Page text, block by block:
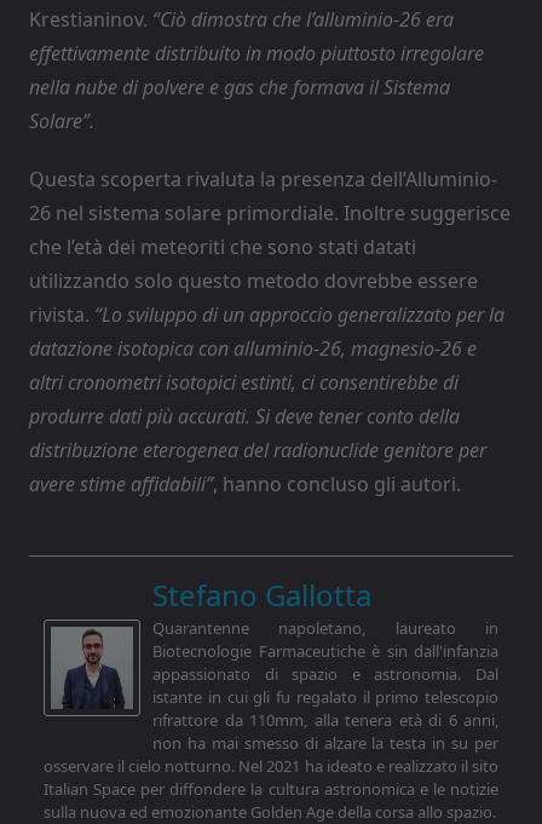
Krestianinov. “Ciò dimostra che l’alluminio-26 era
effettivamente distribuito in modo piuttosto irregolare
nella nube di polvere e gas che formava il Sistema
Solare”.
Questa scoperta rivaluta la presenza dell’Alluminio-
26 nel sistema solare primordiale. Inoltre suggerisce
che l’età dei meteoriti che sono stati datati
utilizzando solo questo metodo dovrebbe essere
rivista. “Lo sviluppo di un approccio generalizzato per la
datazione isotopica con alluminio-26, magnesio-26 e
altri cronometri isotopici estinti, ci consentirebbe di
produrre dati più accurati. Si deve tener conto della
distribuzione eterogenea del radionuclide genitoreper
avere stime affidabili”, hanno concluso gli autori.
Stefano Gallotta
Quarantenne napoletano, laureato in
Biotecnologie Farmaceutiche è sin dall'infanzia
appassionato di spazio e astronomia. Dal
istante in cui gli fu regalato il primo telescopio
rifrattore da 110mm, alla tenera età di 6 anni,
non ha mai smesso di alzare la testa in su per
osservare il cielo notturno. Nel 2021 ha ideato e realizzato il sito
Italian Space per diffondere la cultura astronomica e le notizie
sulla nuova ed emozionante Golden Age della corsa allo spazio.